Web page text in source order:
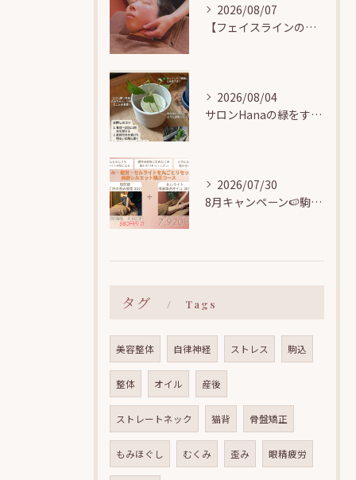
2026/08/07
【フェイスラインのお悩み解決】小顔矯正で気になる顎まわりの「たるみ・むくみ」をすっきりリフトアップ！
2026/08/04
サロンHanaの緑をすくすく育てる🌱駒込で観葉植物の「水挿し」に挑戦中！
2026/07/30
8月キャンペーン🍉駒込駅近【むくみ・疲労・セルライトを丸ごとリセット！美脚シルエット矯正コース】
タグ Tags
美容整体 自律神経 ストレス 駒込
整体 オイル 産後
ストレートネック 猫背 骨盤矯正
もみほぐし むくみ 歪み 眼精疲労